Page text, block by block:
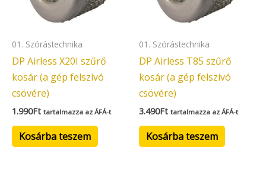
01. Szórástechnika
DP Airless X20I szűrő
kosár (a gép felszívó
csövére)
1.990Ft tartalmazza az ÁFÁ-t
Kosárba teszem
01. Szórástechnika
DP Airless T85 szűrő
kosár (a gép felszívó
csövére)
3.490Ft tartalmazza az ÁFÁ-t
Kosárba teszem